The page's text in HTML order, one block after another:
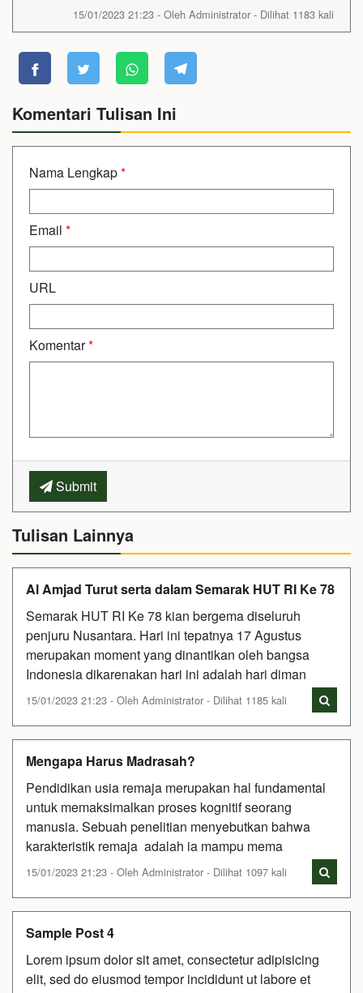
15/01/2023 21:23 - Oleh Administrator - Dilihat 1183 kali
Komentari Tulisan Ini
Nama Lengkap*
Email *
URL
Komentar*
Submit
Tulisan Lainnya
Al Amjad Turut serta dalam Semarak HUT RI Ke 78
Semarak HUT RI Ke 78 kian bergema diseluruh
penjuru Nusantara. Hari ini tepatnya 17 Agustus
merupakan moment yang dinantikan oleh bangsa
Indonesia dikarenakan hari ini adalah hari diman
15/01/2023 21:23 - Oleh Administrator - Dilihat 1185 kali
Mengapa Harus Madrasah?
Pendidikan usia remaja merupakan hal fundamental
untuk memaksimalkan proses kognitif seorang
manusia. Sebuah penelitian menyebutkan bahwa
karakteristik remaja adalah ia mampu mema
15/01/2023 21:23 - Oleh Administrator - Dilihat 1097 kali
Sample Post 4
Lorem ipsum dolor sit amet, consectetur adipisicing
elit, sed do eiusmod tempor incididunt ut labore et